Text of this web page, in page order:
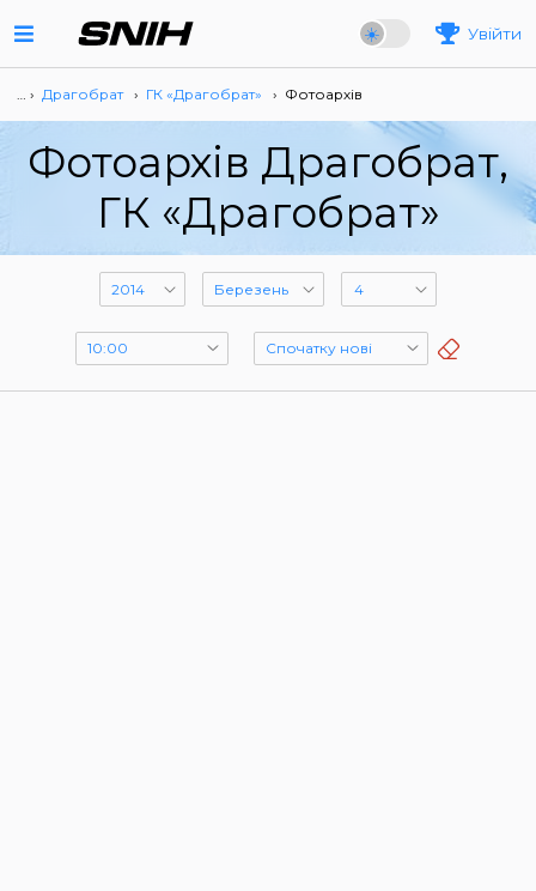
Увійти
… › Драгобрат › ГК «Драгобрат» › Фотоархів
Фотоархів Драгобрат,
ГК «Драгобрат»